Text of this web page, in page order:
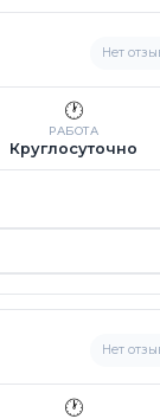
Нет
🕐
РАБОТА
Круглосуточно
Нет
🕐